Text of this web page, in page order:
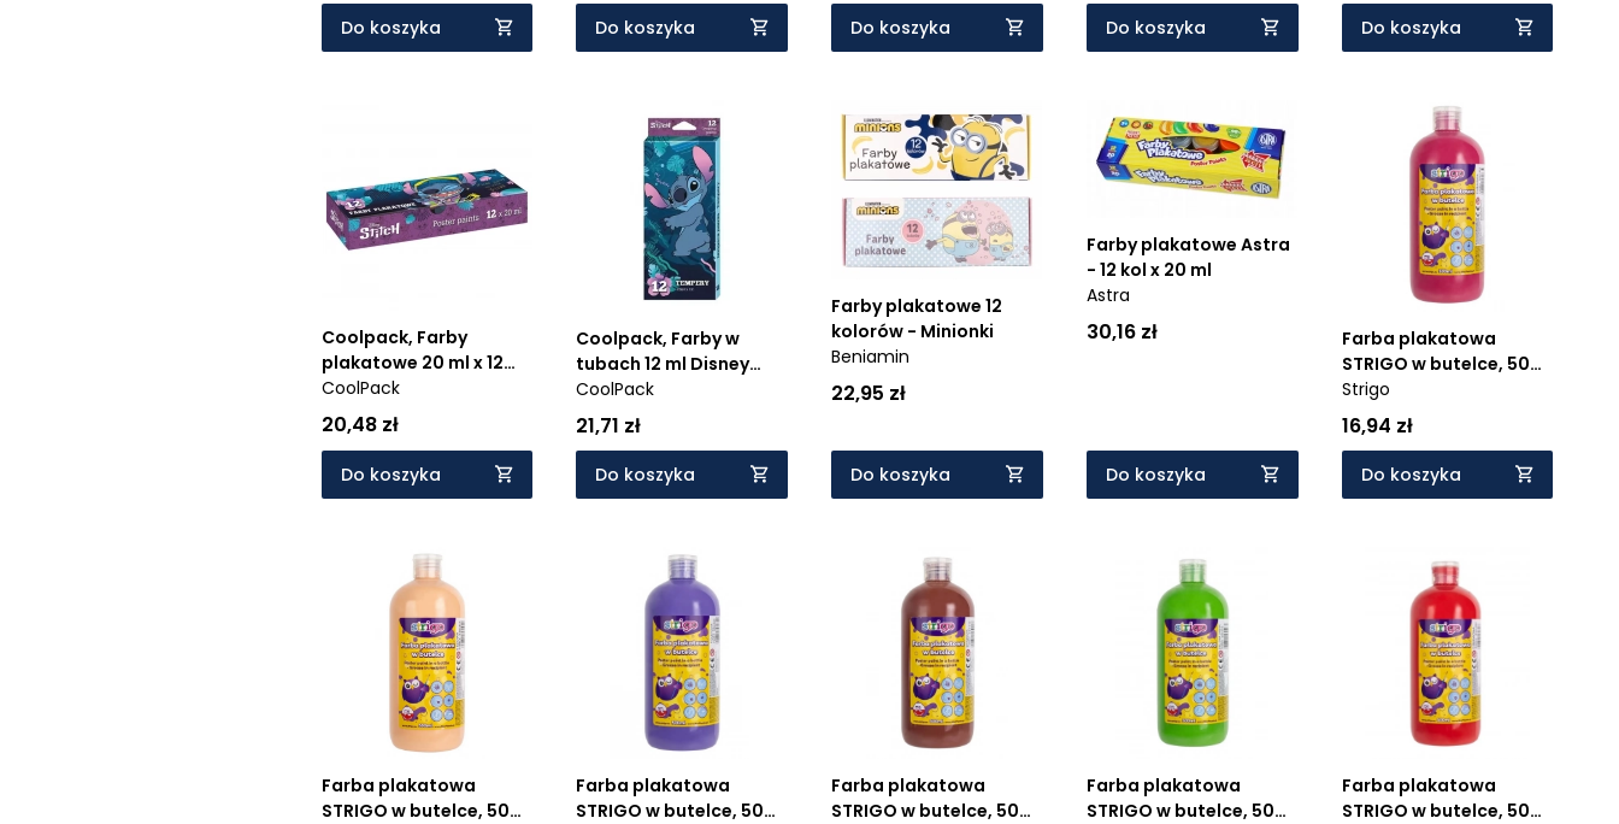
Do koszyka Do koszyka Do koszyka Do koszyka Do koszyka
Coolpack, Farby
plakatowe 20 ml x 12
kol. Disney Blue - Stitch
(54762PTR)
CoolPack
20,48 zł
Do koszyka
Coolpack, Farby w
tubach 12 ml Disney
Blue - Stitch
(54939PTR)
CoolPack
21,71 zł
Do koszyka
Farby plakatowe 12
kolorów - Minionki
Beniamin
22,95 zł
Do koszyka
Farby plakatowe Astra
- 12 kol x 20 ml
Astra
30,16 zł
Do koszyka
Farba plakatowa
STRIGO w butelce, 500
ml rubinowa
Strigo
16,94 zł
Do koszyka
Farba plakatowa
STRIGO w butelce, 500
Farba plakatowa
STRIGO w butelce, 500
Farba plakatowa
STRIGO w butelce, 500
Farba plakatowa
STRIGO w butelce, 500
Farba plakatowa
STRIGO w butelce, 500